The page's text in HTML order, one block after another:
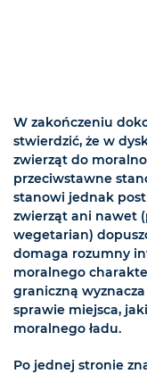
W zakończeniu
stwierdzić, że w
zwierząt do
przeciwstawne
stanowi jednak
zwierząt ani nawet
wegetarian)
domaga rozumny
moralnego
graniczną
sprawie miejsca,
moralnego ładu.
Po jednej stronie